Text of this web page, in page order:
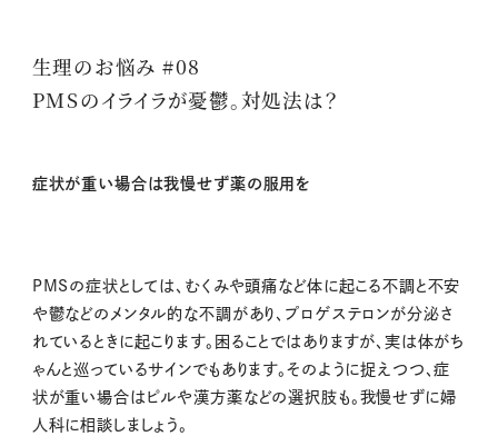
生理のお悩み #08
PMSのイライラが憂鬱。対処法は？
症状が重い場合は我慢せず薬の服用を
PMSの症状としては、むくみや頭痛など体に起こる不調と不安
や鬱などのメンタル的な不調があり、プロゲステロンが分泌さ
れているときに起こります。困ることではありますが、実は体がち
ゃんと巡っているサインでもあります。そのように捉えつつ、症
状が重い場合はピルや漢方薬などの選択肢も。我慢せずに婦
人科に相談しましょう。